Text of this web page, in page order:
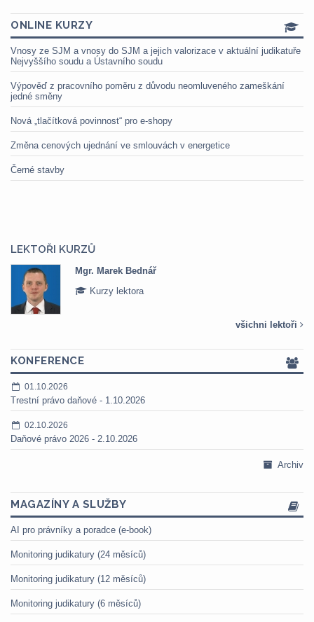
ONLINE KURZY
Vnosy ze SJM a vnosy do SJM a jejich valorizace v aktuální judikatuře
Nejvyššího soudu a Ústavního soudu
Výpověď z pracovního poměru z důvodu neomluveného zameškání
jedné směny
Nová „tlačítková povinnost“ pro e-shopy
Změna cenových ujednání ve smlouvách v energetice
Černé stavby
LEKTOŘI KURZŮ
Mgr. Marek Bednář
Kurzy lektora
všichni lektoři
KONFERENCE
01.10.2026
Trestní právo daňové - 1.10.2026
02.10.2026
Daňové právo 2026 - 2.10.2026
Archiv
MAGAZÍNY A SLUŽBY
AI pro právníky a poradce (e-book)
Monitoring judikatury (24 měsíců)
Monitoring judikatury (12 měsíců)
Monitoring judikatury (6 měsíců)